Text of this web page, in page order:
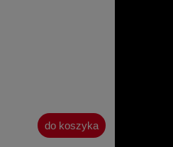
do koszyka